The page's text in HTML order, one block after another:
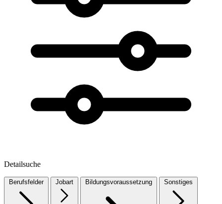
Detailsuche
Berufsfelder Jobart Bildungsvoraussetzung Sonstiges